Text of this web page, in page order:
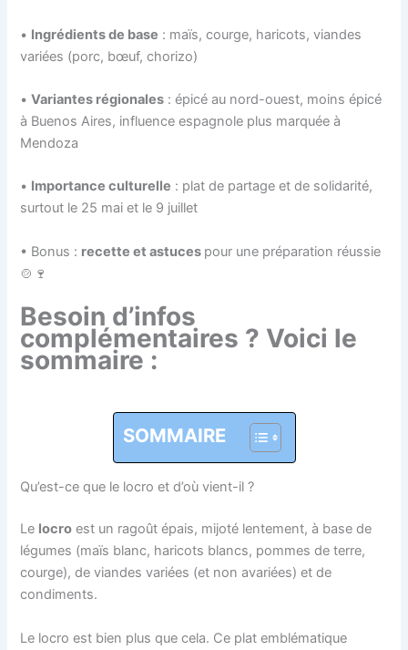
• Ingrédients de base : maïs, courge, haricots, viandes
variées (porc, bœuf, chorizo)
•Variantes régionales : épicé au nord-ouest, moins épicé
à Buenos Aires, influence espagnole plus marquée à
Mendoza
• Importance culturelle : plat de partage et de solidarité,
surtout le 25 mai et le 9 juillet
• Bonus : recette et astuces pour une préparation réussie
🍲🍷
Besoin d’infos
complémentaires ? Voici le
sommaire :
SOMMAIRE
Qu’est-ce que le locro et d’où vient-il ?
Le locro est un ragoût épais, mijoté lentement, à base de
légumes (maïs blanc, haricots blancs, pommes de terre,
courge), de viandes variées (et non avariées) et de
condiments.
Le locro est bien plus que cela. Ce plat emblématique